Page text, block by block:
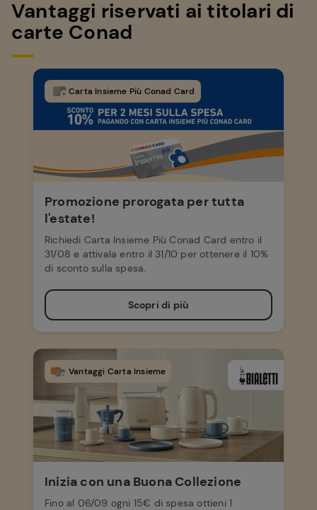
Vantaggi riservati ai titolari di
carte Conad
Carta Insieme Più Conad Card
Promozione prorogata per tutta
l'estate!
Richiedi Carta Insieme Più Conad Card entro il
31/08 e attivala entro il 31/10 per ottenere il 10%
di sconto sulla spesa.
Scopri di più
Vantaggi Carta Insieme
Inizia con una Buona Collezione
Fino al 06/09 ogni 15€ di spesa ottieni 1